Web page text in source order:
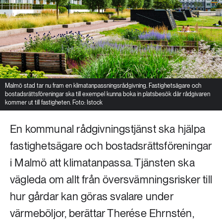
Malmö stad tar nu fram en klimatanpassningsrådgivning. Fastighetsägare och
bostadsrättsföreningar ska till exempel kunna boka in platsbesök där rådgivaren
kommer ut till fastigheten. Foto: Istock
En kommunal rådgivningstjänst ska hjälpa
fastighetsägare och bostadsrättsföreningar
i Malmö att klimatanpassa. Tjänsten ska
vägleda om allt från översvämningsrisker till
hur gårdar kan göras svalare under
värmeböljor, berättar Therése Ehrnstén,